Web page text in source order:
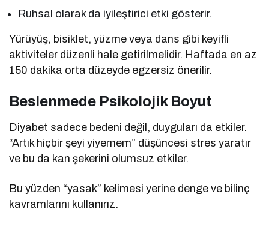
Ruhsal olarak da iyileştirici etki gösterir.
Yürüyüş, bisiklet, yüzme veya dans gibi keyifli
aktiviteler düzenli hale getirilmelidir. Haftada en az
150 dakika orta düzeyde egzersiz önerilir.
Beslenmede Psikolojik Boyut
Diyabet sadece bedeni değil, duyguları da etkiler.
“Artık hiçbir şeyi yiyemem” düşüncesi stres yaratır
ve bu da kan şekerini olumsuz etkiler.
Bu yüzden “yasak” kelimesi yerine denge ve bilinç
kavramlarını kullanırız.